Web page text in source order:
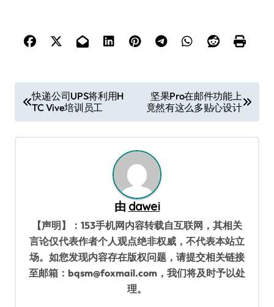
章
导
快递公司UPS将利用H
TC Vive培训员工
坚果Pro在邮件功能上
竟然有这么多贴心设计
由 dawei
【声明】：153手机网内容转载自互联网，其相关
言论仅代表作者个人观点绝非权威，不代表本站立
场。如您发现内容存在版权问题，请提交相关链接
至邮箱：bqsm@foxmail.com，我们将及时予以处
理。